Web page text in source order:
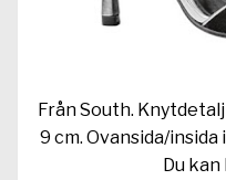
Från South.
9 cm. Ovansida/
Du